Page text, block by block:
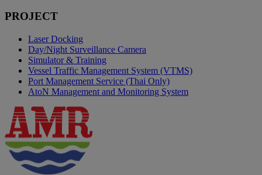
PROJECT
Laser Docking
Day/Night Surveillance Camera
Simulator & Training
Vessel Traffic Management System (VTMS)
Port Management Service (Thai Only)
AtoN Management and Monitoring System